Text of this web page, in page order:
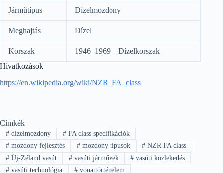
Járműtípus Dízelmozdony
Meghajtás Dízel
Korszak
1946–1969 – Dízelkorszak
Hivatkozások
https://en.wikipedia.org/wiki/NZR_FA_class
Címkék
#dízelmozdony #FA class specifikációk
#mozdony fejlesztés #mozdony típusok # NZR FA class
#Új-Zéland vasút #vasúti járművek # vasúti közlekedés
#vasúti technológia #vonattörténelem